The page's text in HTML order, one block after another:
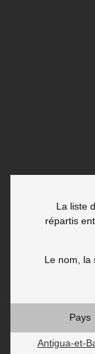
La liste
répartis
Le nom, la
Pays
Antigua-et-